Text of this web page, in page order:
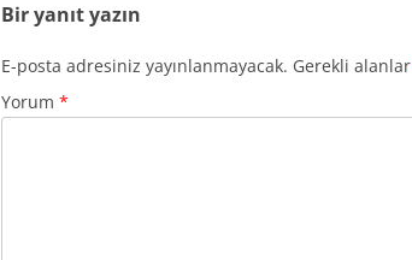
Bir yanıt yazın
E-posta adresiniz yayınlanmayacak. Gerekli alanlar
Yorum *